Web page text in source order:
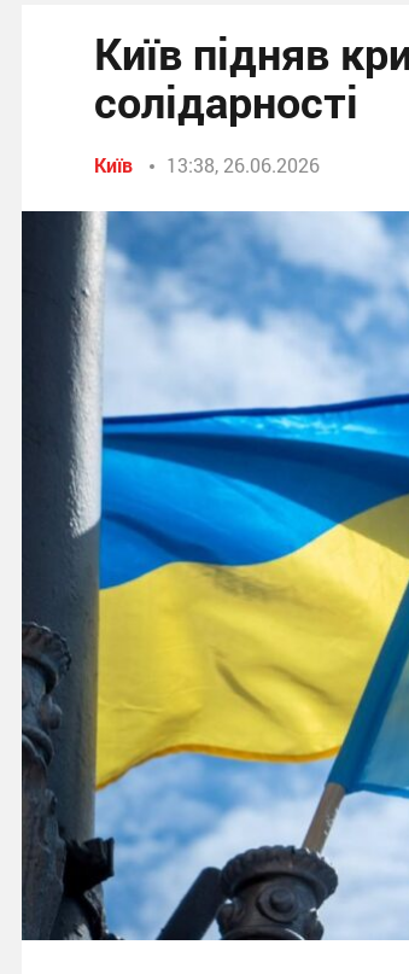
Київ підняв
солідарності
Київ 13:38, 26.06.2026